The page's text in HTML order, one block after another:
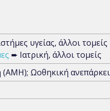
υγείας, άλλοι τομείς
➨ Ιατρική, άλλοι τομείς
Ωοθηκική